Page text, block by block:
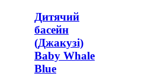
Дитячий
басейн
(Джакузі)
Baby Whale
Blue